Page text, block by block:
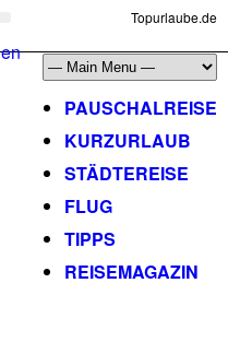
Topurlaube.de
PAUSCHALREISE
KURZURLAUB
STÄDTEREISE
FLUG
TIPPS
REISEMAGAZIN